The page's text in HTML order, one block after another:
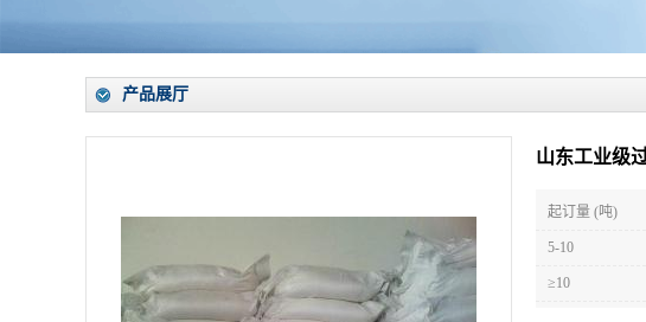
产品展厅
山东工业级
起订量 (吨)
5-10
≥10